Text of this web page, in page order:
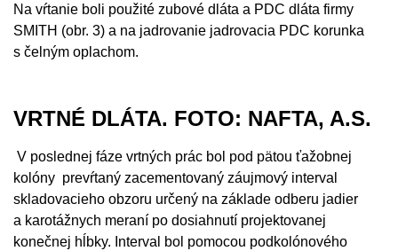
Na vŕtanie boli použité zubové dláta a PDC dláta firmy
SMITH (obr. 3) a na jadrovanie jadrovacia PDC korunka
s čelným oplachom.
VRTNÉ DLÁTA. FOTO: NAFTA, A.S.
V poslednej fáze vrtných prác bol pod pätou ťažobnej
kolóny prevŕtaný zacementovaný záujmový interval
skladovacieho obzoru určený na základe odberu jadier
a karotážnych meraní po dosiahnutí projektovanej
konečnej hĺbky. Interval bol pomocou podkolónového